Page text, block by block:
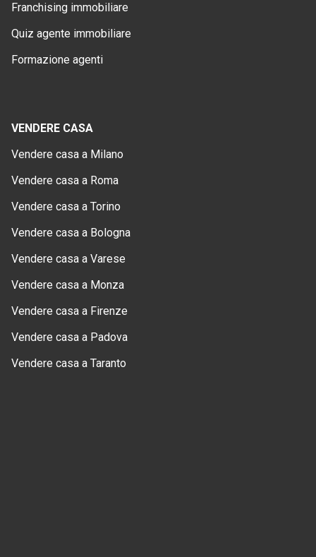
Franchising immobiliare
Quiz agente immobiliare
Formazione agenti
VENDERE CASA
Vendere casa a Milano
Vendere casa a Roma
Vendere casa a Torino
Vendere casa a Bologna
Vendere casa a Varese
Vendere casa a Monza
Vendere casa a Firenze
Vendere casa a Padova
Vendere casa a Taranto